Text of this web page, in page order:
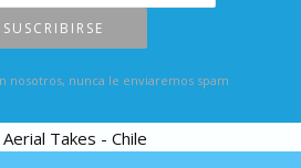
SUSCRIBIRSE
nosotros, nunca le enviaremos spam